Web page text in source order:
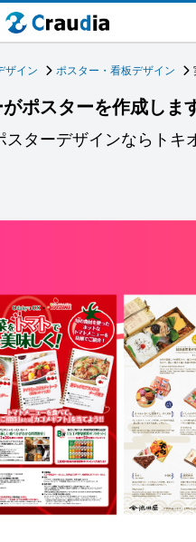
ザイン ポスター・看板デザイン
ポスターを作成しま
ターデザインならトキ